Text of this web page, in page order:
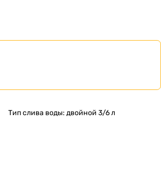
Тип слива воды: двойной 3/6 л